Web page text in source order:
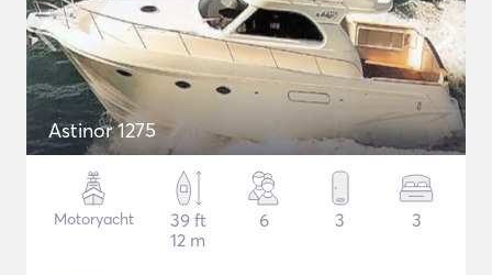
Astinor 1275
Motoryacht
39 ft
12 m
6 3 3